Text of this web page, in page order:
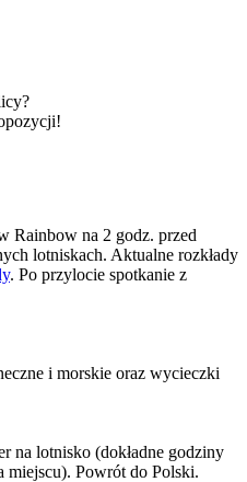
Rainbow na 2 godz. przed
lotniskach. Aktualne rozkłady
. Po przylocie spotkanie z
i morskie oraz wycieczki
na lotnisko (dokładne godziny
miejscu). Powrót do Polski.